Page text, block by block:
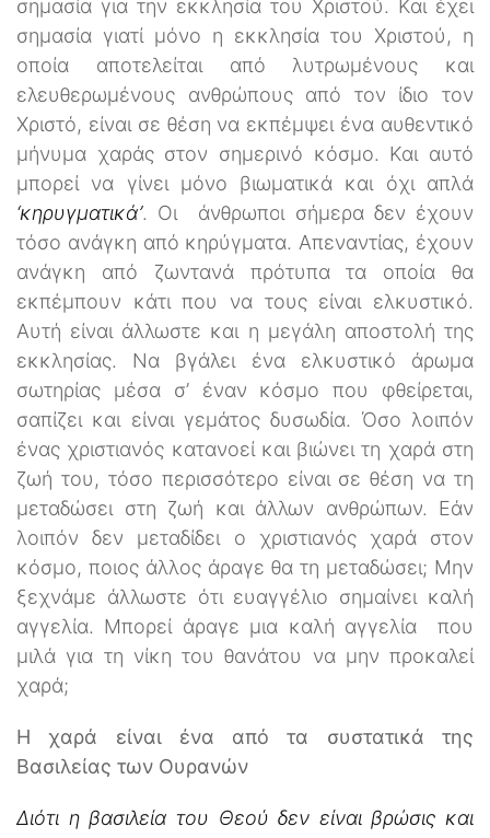
σημασία για την εκκλησία του Χριστού. Και έχει
σημασία γιατί μόνο η εκκλησία του Χριστού, η
οποία αποτελείται από λυτρωμένους και
ελευθερωμένους ανθρώπους από τον ίδιο τον
Χριστό, είναι σε θέση να εκπέμψει ένα αυθεντικό
μήνυμα χαράς στον σημερινό κόσμο. Και αυτό
μπορεί να γίνει μόνο βιωματικά και όχι απλά
‘κηρυγματικά’. Οι άνθρωποι σήμερα δεν έχουν
τόσο ανάγκη από κηρύγματα. Απεναντίας, έχουν
ανάγκη από ζωντανά πρότυπα τα οποία θα
εκπέμπουν κάτι που να τους είναι ελκυστικό.
Αυτή είναι άλλωστε και η μεγάλη αποστολή της
εκκλησίας. Να βγάλει ένα ελκυστικό άρωμα
σωτηρίας μέσα σ’ έναν κόσμο που φθείρεται,
σαπίζει και είναι γεμάτος δυσωδία. Όσο λοιπόν
ένας χριστιανός κατανοεί και βιώνει τη χαρά στη
ζωή του, τόσο περισσότερο είναι σε θέση να τη
μεταδώσει στη ζωή και άλλων ανθρώπων. Εάν
λοιπόν δεν μεταδίδει ο χριστιανός χαρά στον
κόσμο, ποιος άλλος άραγε θα τη μεταδώσει; Μην
ξεχνάμε άλλωστε ότι ευαγγέλιο σημαίνει καλή
αγγελία. Μπορεί άραγε μια καλή αγγελία που
μιλά για τη νίκη του θανάτου να μην προκαλεί
χαρά;
Η χαρά είναι ένα από τα συστατικά της
Βασιλείας των Ουρανών
Διότι η βασιλεία του Θεού δεν είναι βρώσις και